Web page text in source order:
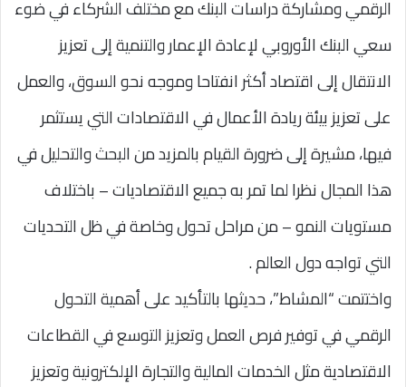
الرقمي ومشاركة دراسات البنك مع مختلف الشركاء في ضوء
سعي البنك الأوروبي لإعادة الإعمار والتنمية إلى تعزيز
الانتقال إلى اقتصاد أكثر انفتاحا وموجه نحو السوق، والعمل
على تعزيز بيئة ريادة الأعمال في الاقتصادات التي يستثمر
فيها، مشيرة إلى ضرورة القيام بالمزيد من البحث والتحليل في
هذا المجال نظرا لما تمر به جميع الاقتصاديات – باختلاف
مستويات النمو – من مراحل تحول وخاصة في ظل التحديات
التي تواجه دول العالم .
واختتمت “المشاط”، حديثها بالتأكيد على أهمية التحول
الرقمي في توفير فرص العمل وتعزيز التوسع في القطاعات
الاقتصادية مثل الخدمات المالية والتجارة الإلكترونية وتعزيز